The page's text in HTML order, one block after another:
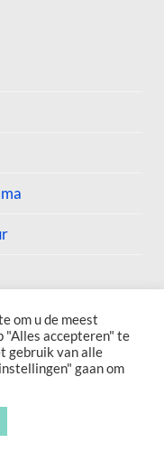
om u de meest
"Alles accepteren" te
gebruik van alle
gaan om